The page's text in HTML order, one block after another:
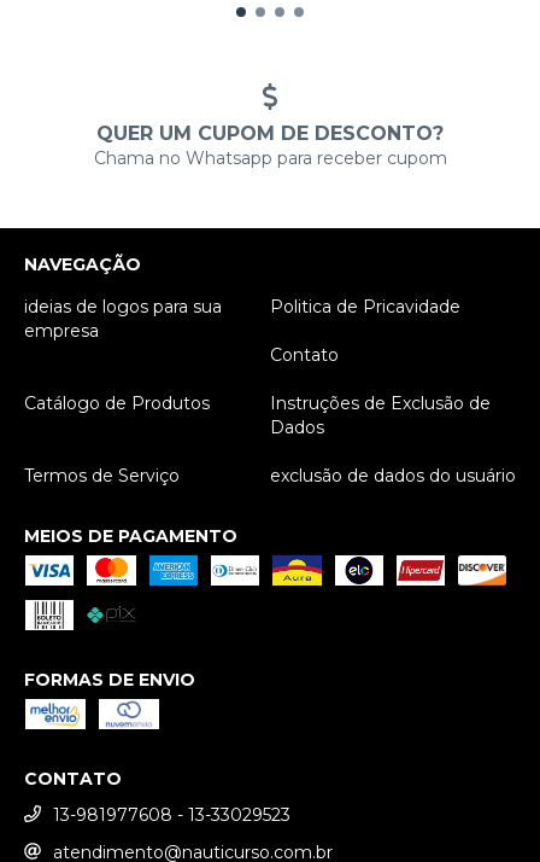
QUER UM CUPOM DE DESCONTO?
Chama no Whatsapp para receber cupom
NAVEGAÇÃO
ideias de logos para sua
empresa
Politica de Pricavidade
Contato
Catálogo de Produtos
Instruções de Exclusão de
Dados
Termos de Serviço exclusão de dados do usuário
MEIOS DE PAGAMENTO
FORMAS DE ENVIO
CONTATO
13-981977608 - 13-33029523
atendimento@nauticurso.com.br